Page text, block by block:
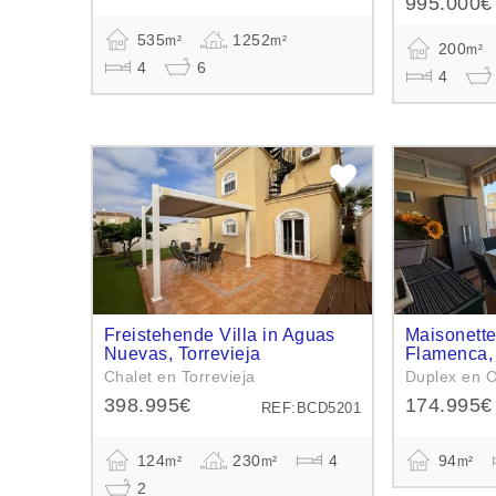
535m² 1252m²
4 6
200m²
4
Freistehende Villa in Aguas
Nuevas, Torrevieja
Chalet en Torrevieja
REF:BCD5201
398.995€
124m² 230m²
4
2
Duplex en
174.995€
94m²